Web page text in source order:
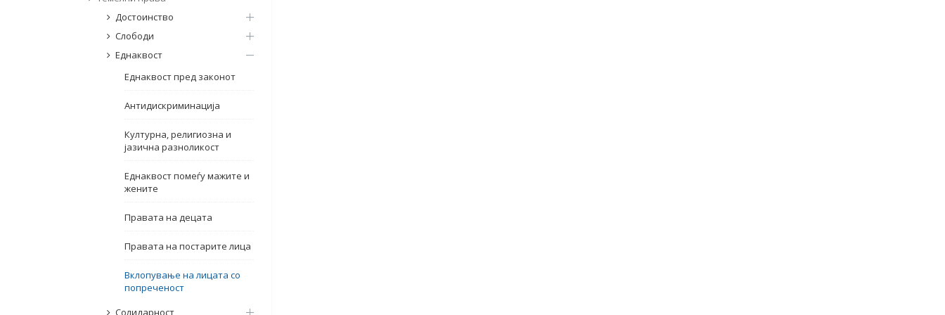
Достоинство
Слободи
Еднаквост
Еднаквост пред законот
Антидискриминација
Културна, религиозна и
јазична разноликост
Еднаквост помеѓу мажите и
жените
Правата на децата
Правата на постарите лица
Вклопување на лицата со
попреченост
Солидарност